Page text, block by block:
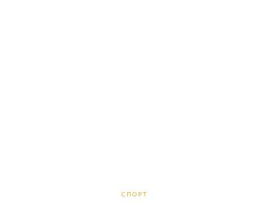
СПОРТ